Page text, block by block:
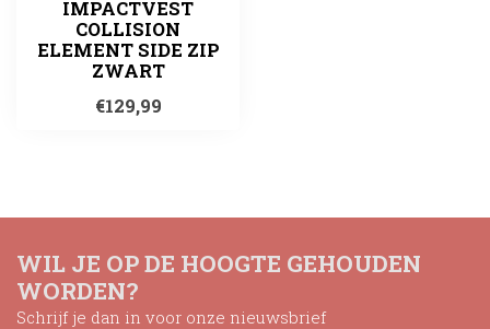
IMPACTVEST
COLLISION
ELEMENT SIDE ZIP
ZWART
€129,99
WIL JE OP DE HOOGTE GEHOUDEN
WORDEN?
Schrijf je dan in voor onze nieuwsbrief